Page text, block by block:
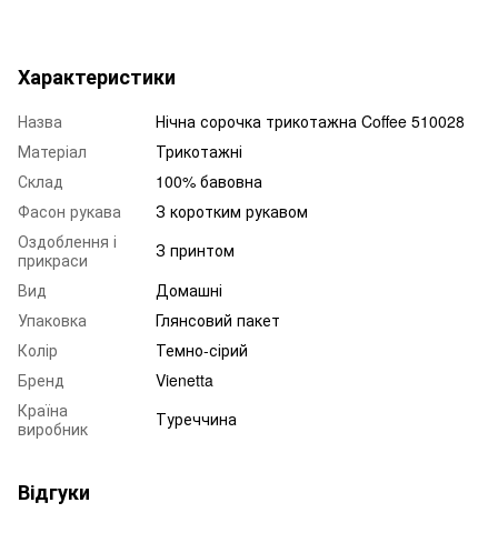
Характеристики
Назва
Нічна сорочка трикотажна Coffee 510028
Матеріал
Трикотажні
Склад
100% бавовна
Фасон рукава
З коротким рукавом
Оздоблення і
прикраси
З принтом
Вид
Домашні
Упаковка
Глянсовий пакет
Колір
Темно-сірий
Бренд
Vienetta
Країна
виробник
Туреччина
Відгуки